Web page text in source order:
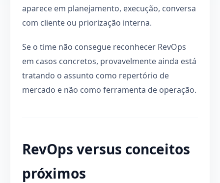
aparece em planejamento, execução, conversa
com cliente ou priorização interna.
Se o time não consegue reconhecer RevOps
em casos concretos, provavelmente ainda está
tratando o assunto como repertório de
mercado e não como ferramenta de operação.
RevOps versus conceitos
próximos